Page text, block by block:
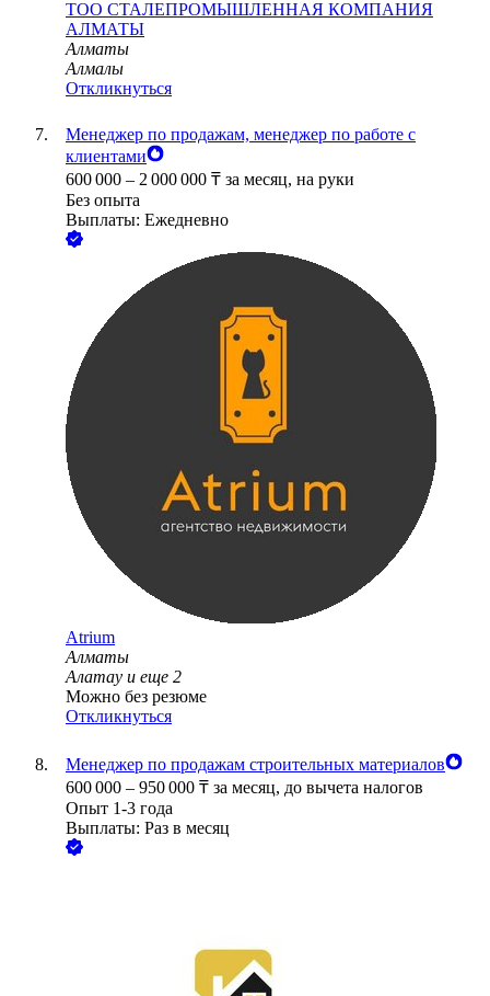
ТОО СТАЛЕПРОМЫШЛЕННАЯ КОМПАНИЯ
АЛМАТЫ
Алматы
Алмалы
Откликнуться
Менеджер по продажам, менеджер по работе с
клиентами
600 000 – 2 000 000 ₸ за месяц, на руки
Без опыта
Выплаты: Ежедневно
Atrium
Алматы
Алатау и еще 2
Можно без резюме
Откликнуться
Менеджер по продажам строительных материалов
600 000 – 950 000 ₸ за месяц, до вычета налогов
Опыт 1-3 года
Выплаты: Раз в месяц